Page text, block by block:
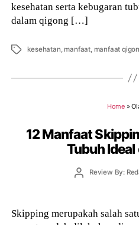
kesehatan serta kebugaran
dalam qigong […]
Tags kesehatan,manfaat, manfaat
Home»
12 Manfaat
Tubuh
PostReview By:
Skipping merupakah salah